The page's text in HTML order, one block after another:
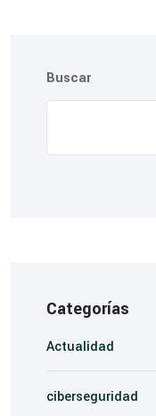
Buscar
Categorías
Actualidad
ciberseguridad